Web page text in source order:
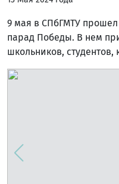
9 мая в СПбГМТУ
парад Победы. В нем
школьников, студентов,